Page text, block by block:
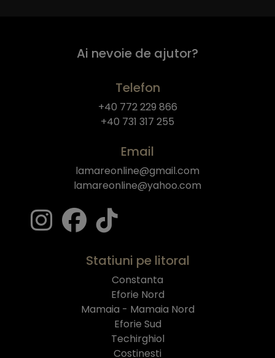
Ai nevoie de ajutor?
Telefon
+40 772 229 866
+40 731 317 255
Email
lamareonline@gmail.com
lamareonline@yahoo.com
Statiuni pe litoral
Constanta
Eforie Nord
Mamaia - Mamaia Nord
Eforie Sud
Techirghiol
Costinesti